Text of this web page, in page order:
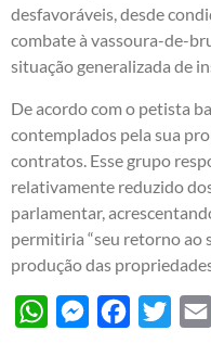
desfavoráveis, desde
combate à vassoura-de-
situação generalizada de
De acordo com o petista
contemplados pela sua
contratos. Esse grupo
relativamente reduzido
parlamentar,
permitiria “seu retorno ao
produção das
WhatsAppMessengerFacebook